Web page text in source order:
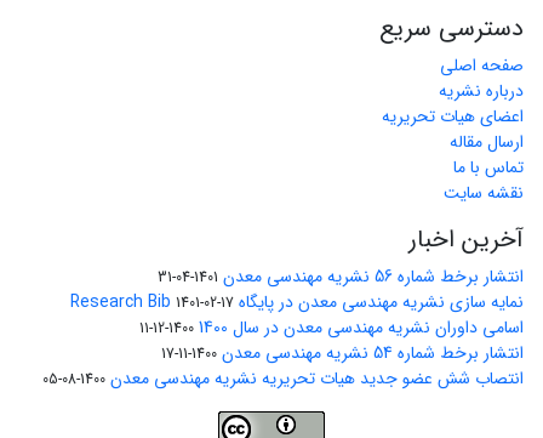
دسترسی سریع
صفحه اصلی
درباره نشریه
اعضای هیات تحریریه
ارسال مقاله
تماس با ما
نقشه سایت
آخرین اخبار
انتشار برخط شماره 56 نشریه مهندسی معدن 1401-04-31
نمایه سازی نشریه مهندسی معدن در پایگاه Research Bib 1401-02-17
اسامی داوران نشریه مهندسی معدن در سال 1400 1400-12-11
انتشار برخط شماره 54 نشریه مهندسی معدن 1400-11-17
انتصاب شش عضو جدید هیات تحریریه نشریه مهندسی معدن 1400-08-05